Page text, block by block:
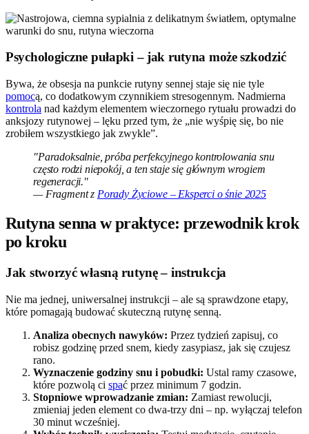
Psychologiczne pułapki – jak rutyna może szkodzić
Bywa, że obsesja na punkcie rutyny sennej staje się nie tyle
pomocą, co dodatkowym czynnikiem stresogennym. Nadmierna
kontrola nad każdym elementem wieczornego rytuału prowadzi do
anksjozy rutynowej – lęku przed tym, że „nie wyśpię się, bo nie
zrobiłem wszystkiego jak zwykle”.
"Paradoksalnie, próba perfekcyjnego kontrolowania snu
często rodzi niepokój, a ten staje się głównym wrogiem
regeneracji."
— Fragment z Porady Życiowe – Eksperci o śnie 2025
Rutyna senna w praktyce: przewodnik krok
po kroku
Jak stworzyć własną rutynę – instrukcja
Nie ma jednej, uniwersalnej instrukcji – ale są sprawdzone etapy,
które pomagają budować skuteczną rutynę senną.
Analiza obecnych nawyków: Przez tydzień zapisuj, co
robisz godzinę przed snem, kiedy zasypiasz, jak się czujesz
rano.
Wyznaczenie godziny snu i pobudki: Ustal ramy czasowe,
które pozwolą ci spać przez minimum 7 godzin.
Stopniowe wprowadzanie zmian: Zamiast rewolucji,
zmieniaj jeden element co dwa-trzy dni – np. wyłączaj telefon
30 minut wcześniej.